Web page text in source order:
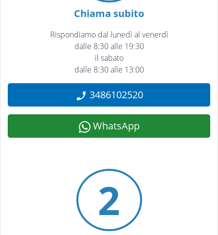
Chiama subito
Rispondiamo dal lunedì al venerdì
dalle 8:30 alle 19:30
il sabato
dalle 8:30 alle 13:00
3486102520
WhatsApp
2